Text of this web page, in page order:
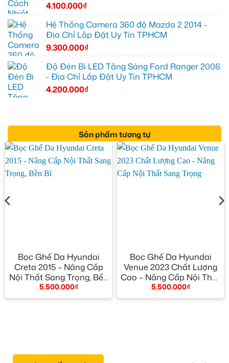
4.100.000₫
Hệ Thống Camera 360 độ Mazda 2 2014 -
Địa Chỉ Lắp Đặt Uy Tín TPHCM
9.300.000₫
Độ Đèn Bi LED Tăng Sáng Ford Ranger 2006
- Địa Chỉ Lắp Đặt Uy Tín TPHCM
4.200.000₫
Sản phẩm tương tự
Bọc Ghế Da Hyundai
Creta 2015 – Nâng Cấp
Nội Thất Sang Trọng, Bền
Bỉ
5.500.000₫
Bọc Ghế Da Hyundai
Venue 2023 Chất Lượng
Cao – Nâng Cấp Nội Thất
Sang Trọng
5.500.000₫